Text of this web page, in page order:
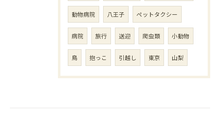
動物病院 八王子 ペットタクシー
病院 旅行 送迎 爬虫類 小動物
鳥 抱っこ 引越し 東京 山梨